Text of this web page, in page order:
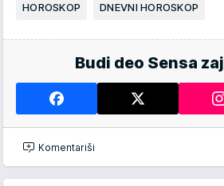
HOROSKOP DNEVNI HOROSKOP
Budi deo Sensa
Komentariši